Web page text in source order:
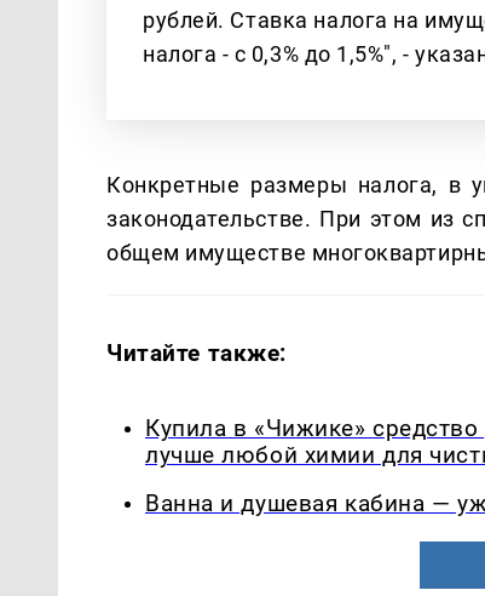
рублей. Ставка налога на
налога - с 0,3% до 1,5%", -
Конкретные размеры налога, в
законодательстве. При этом из
общем имуществе
Читайте также:
Купила в «Чижике»
лучше любой химии для
Ванна и душевая кабина —